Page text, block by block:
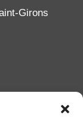
Girons